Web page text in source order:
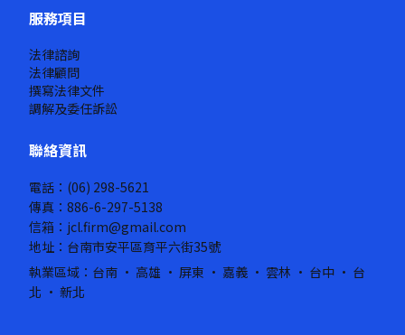
服務項目
法律諮詢
法律顧問
撰寫法律文件
調解及委任訴訟
聯絡資訊
電話：(06) 298-5621
傳真：886-6-297-5138
信箱：jcl.firm@gmail.com
地址：台南市安平區育平六街35號
執業區域：台南 · 高雄 · 屏東 · 嘉義 · 雲林 · 台中 · 台
北 · 新北